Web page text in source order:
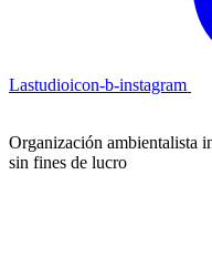
Lastudioicon-b-instagram
Organización ambientalista
sin fines de lucro